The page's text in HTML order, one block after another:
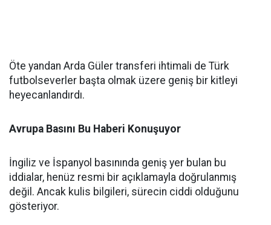
Öte yandan Arda Güler transferi ihtimali de Türk
futbolseverler başta olmak üzere geniş bir kitleyi
heyecanlandırdı.
Avrupa Basını Bu Haberi Konuşuyor
İngiliz ve İspanyol basınında geniş yer bulan bu
iddialar, henüz resmi bir açıklamayla doğrulanmış
değil. Ancak kulis bilgileri, sürecin ciddi olduğunu
gösteriyor.